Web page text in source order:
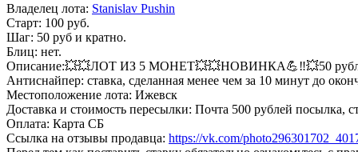
Владелец лота: Stanislav Pushin
Старт: 100 руб.
Шаг: 50 руб и кратно.
Блиц: нет.
Описание:💥💥ЛОТ ИЗ 5 МОНЕТ💥💥НОВИНКА💪‼️💥50
Антиснайпер: ставка, сделанная менее чем за 10 минут до
Местоположение лота: Ижевск
Доставка и стоимость пересылки: Почта 500 рублей посылка,
Оплата: Карта СБ
Ссылка на отзывы продавца: https://vk.com/